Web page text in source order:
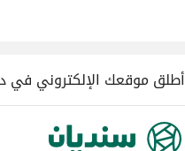
أطلق موقعك الإلكتروني في